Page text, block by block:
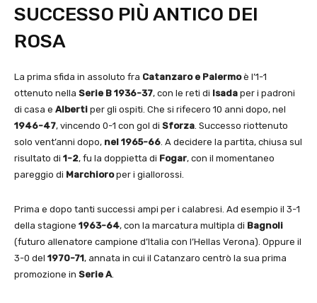
SUCCESSO PIÙ ANTICO DEI
ROSA
La prima sfida in assoluto fra Catanzaro e Palermoè l’1-1
ottenuto nella Serie B 1936-37, con le reti di Isada per i padroni
di casa e Alberti per gli ospiti. Che si rifecero 10 anni dopo, nel
1946-47, vincendo 0-1 con gol di Sforza. Successo riottenuto
solo vent’anni dopo, nel 1965-66. A decidere la partita, chiusa sul
risultato di 1-2, fu la doppietta di Fogar, con il momentaneo
pareggio di Marchioroper i giallorossi.
Prima e dopo tanti successi ampi per i calabresi. Ad esempio il 3-1
della stagione 1963-64, con la marcatura multipla di Bagnoli
(futuro allenatore campione d’Italia con l’Hellas Verona). Oppure il
3-0 del 1970-71, annata in cui il Catanzaro centrò la sua prima
promozione in Serie A.